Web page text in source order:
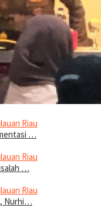
Riau
…
Riau
…
Riau
Nurhi…